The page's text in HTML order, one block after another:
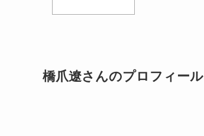
橋爪遼さんのプロフィール